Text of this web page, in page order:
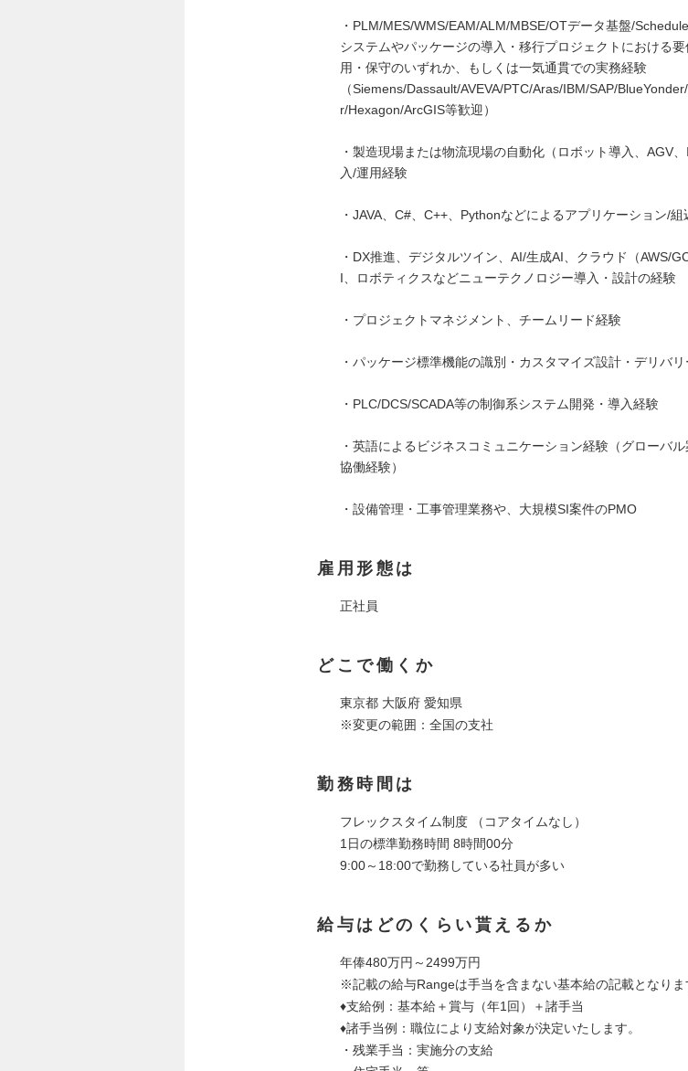
・PLM/MES/WMS/EAM/ALM/MBSE/OTデータ基盤/
システムやパッケージの導入・移行プロジェクトにおける
用・保守のいずれか、もしくは一気通貫での実務経験
（Siemens/Dassault/AVEVA/PTC/Aras/IBM/SAP/
r/Hexagon/ArcGIS等歓迎）
・製造現場または物流現場の自動化（ロボット導入、AGV
入/運用経験
・JAVA、C#、C++、Pythonなどによるアプリケーション/
・DX推進、デジタルツイン、AI/生成AI、クラウド（AWS/
I、ロボティクスなどニューテクノロジー導入・設計の経験
・プロジェクトマネジメント、チームリード経験
・パッケージ標準機能の識別・カスタマイズ設計・デリバ
・PLC/DCS/SCADA等の制御系システム開発・導入経験
・英語によるビジネスコミュニケーション経験（グローバ
協働経験）
・設備管理・工事管理業務や、大規模SI案件のPMO
雇用形態は
正社員
どこで働くか
東京都 大阪府 愛知県
※変更の範囲：全国の支社
勤務時間は
フレックスタイム制度 （コアタイムなし）
1日の標準勤務時間 8時間00分
9:00～18:00で勤務している社員が多い
給与はどのくらい貰えるか
年俸480万円～2499万円
※記載の給与Rangeは手当を含まない基本給の記載となりま
♦支給例：基本給＋賞与（年1回）＋諸手当
♦諸手当例：職位により支給対象が決定いたします。
・残業手当：実施分の支給